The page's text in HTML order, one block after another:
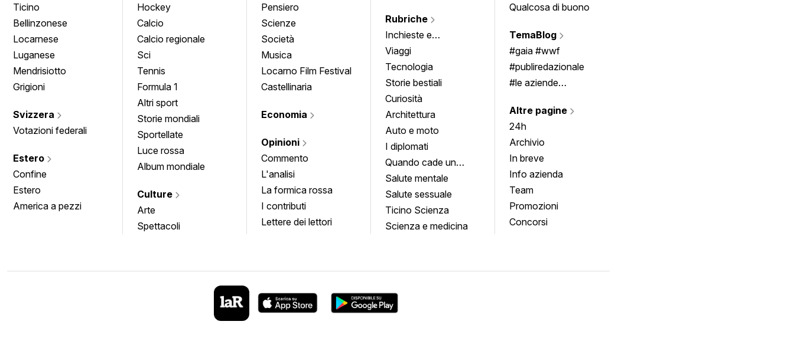
Ticino
Bellinzonese
Locarnese
Luganese
Mendrisiotto
Grigioni
Svizzera
Votazioni federali
Estero
Confine
Estero
America a pezzi
Hockey
Calcio
Calcio regionale
Sci
Tennis
Formula 1
Altri sport
Storie mondiali
Sportellate
Luce rossa
Album mondiale
Culture
Arte
Spettacoli
Pensiero
Scienze
Società
Musica
Locarno Film Festival
Castellinaria
Economia
Opinioni
Commento
L'analisi
La formica rossa
I contributi
Lettere dei lettori
Rubriche
Inchieste e
approfondimenti
Viaggi
Tecnologia
Storie bestiali
Curiosità
Architettura
Auto e moto
I diplomati
Quando cade un
quadro
Salute mentale
Salute sessuale
Ticino Scienza
Scienza e medicina
Qualcosa di buono
TemaBlog
#gaia #wwf
#publiredazionale
#le aziende
Altre pagine
24h
Archivio
In breve
Info azienda
Team
Promozioni
Concorsi